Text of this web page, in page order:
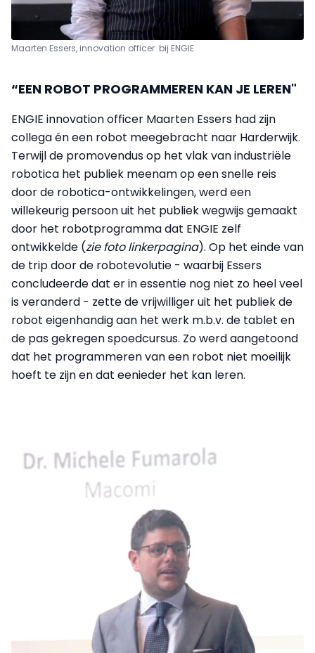
Maarten Essers, innovation officer bij ENGIE
“EEN ROBOT PROGRAMMEREN KAN JE LEREN"
ENGIE innovation officer Maarten Essers had zijn
collega én een robot meegebracht naar Harderwijk.
Terwijl de promovendus op het vlak van industriële
robotica het publiek meenam op een snelle reis
door de robotica-ontwikkelingen, werd een
willekeurig persoon uit het publiek wegwijs gemaakt
door het robotprogramma dat ENGIE zelf
ontwikkelde (zie foto linkerpagina). Op het einde van
de trip door de robotevolutie - waarbij Essers
concludeerde dat er in essentie nog niet zo heel veel
is veranderd - zette de vrijwilliger uit het publiek de
robot eigenhandig aan het werk m.b.v. de tablet en
de pas gekregen spoedcursus. Zo werd aangetoond
dat het programmeren van een robot niet moeilijk
hoeft te zijn en dat eenieder het kan leren.